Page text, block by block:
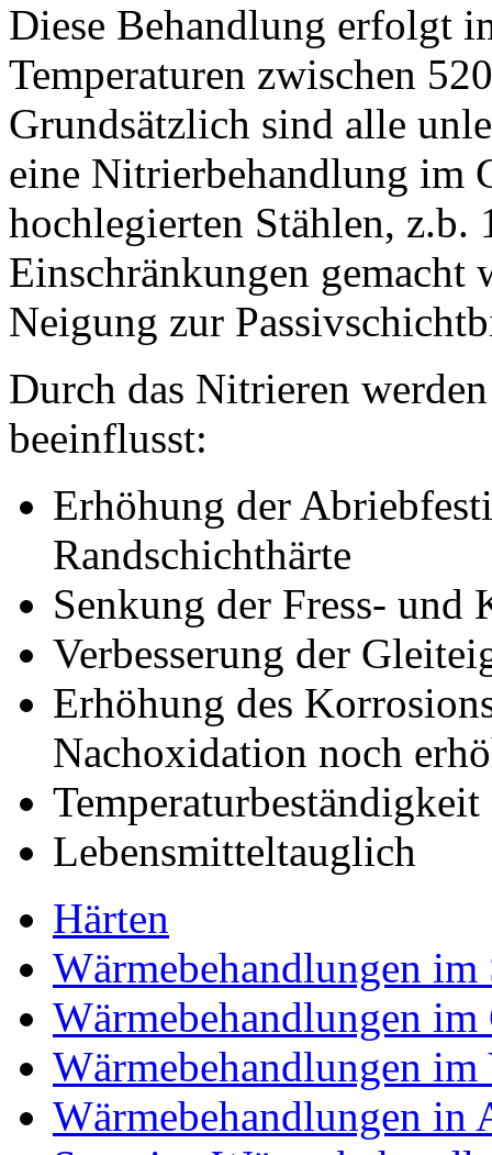
Diese Behandlung erfolgt
Temperaturen zwischen
Grundsätzlich sind alle
eine Nitrierbehandlung im
hochlegierten Stählen, z.b.
Einschränkungen gemacht
Neigung zur
Durch das Nitrieren
beeinflusst:
Erhöhung der
Randschichthärte
Senkung der Fress- und
Verbesserung der
Erhöhung des
Nachoxidation noch
Lebensmitteltauglich
Härten
Wärmebehandlungen im
Wärmebehandlungen im
Wärmebehandlungen im
Wärmebehandlungen in